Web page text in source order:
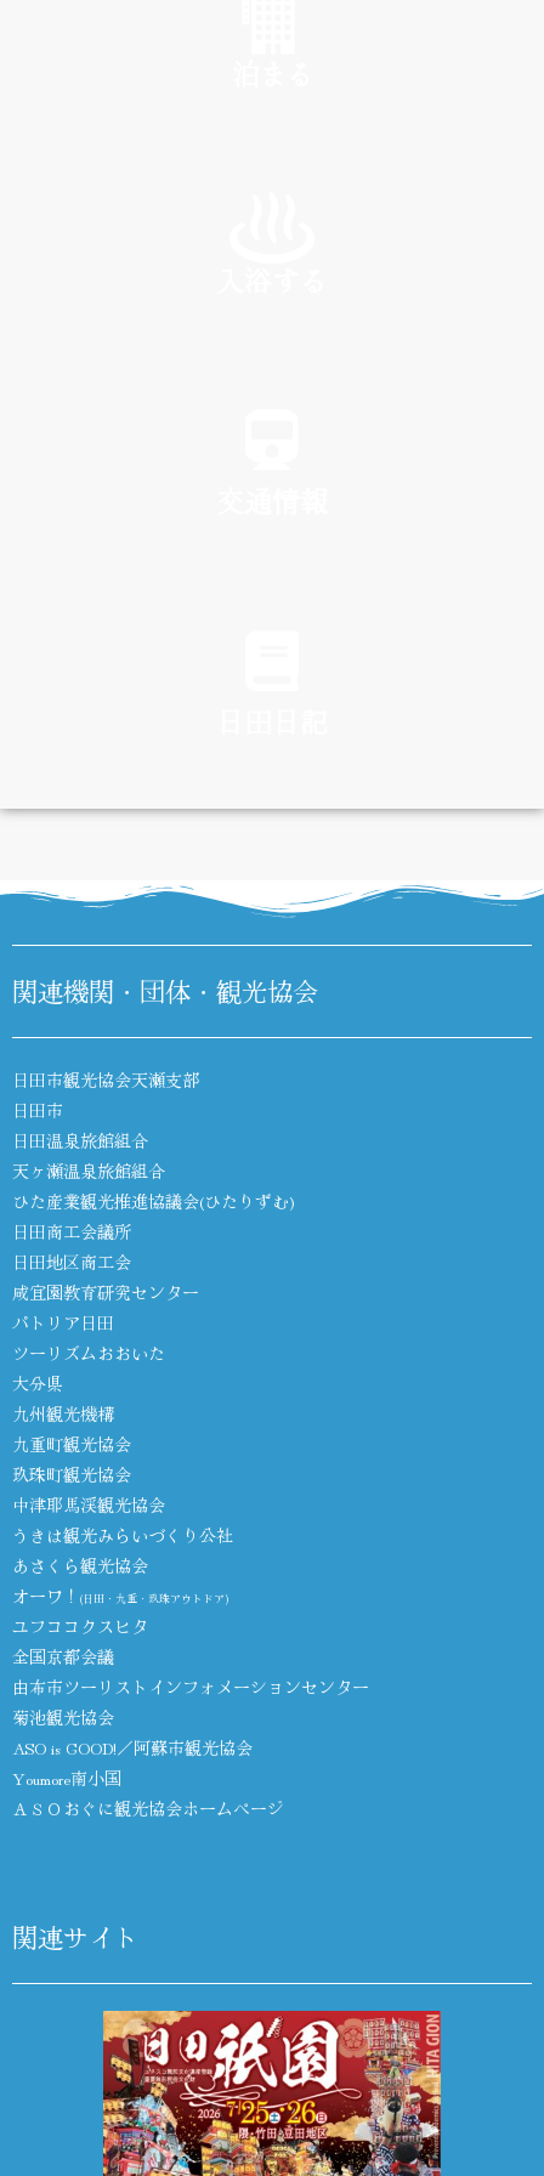
DIARY
関連機関・団体・観光協会
日田市観光協会天瀬支部
日田市
日田温泉旅館組合
天ヶ瀬温泉旅館組合
ひた産業観光推進協議会(ひたりずむ)
日田商工会議所
日田地区商工会
咸宜園教育研究センター
パトリア日田
ツーリズムおおいた
大分県
九州観光機構
九重町観光協会
玖珠町観光協会
中津耶馬渓観光協会
うきは観光みらいづくり公社
あさくら観光協会
オーワ！ (日田・九重・玖珠アウトドア)
ユフココクスヒタ
全国京都会議
由布市ツーリストインフォメーションセンター
菊池観光協会
ASO is GOOD!／阿蘇市観光協会
Youmore南小国
ＡＳＯおぐに観光協会ホームページ
関連サイト